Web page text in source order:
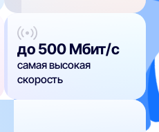
до 500 Мбит/с
самая высокая
скорость